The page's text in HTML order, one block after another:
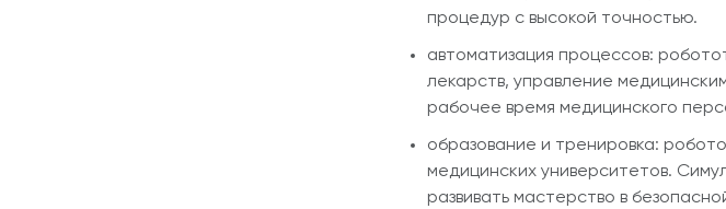
процедур с высокой точностью.
автоматизация процессов:
лекарств, управление
рабочее время медицинского
образование и тренировка:
медицинских университетов.
развивать мастерство в